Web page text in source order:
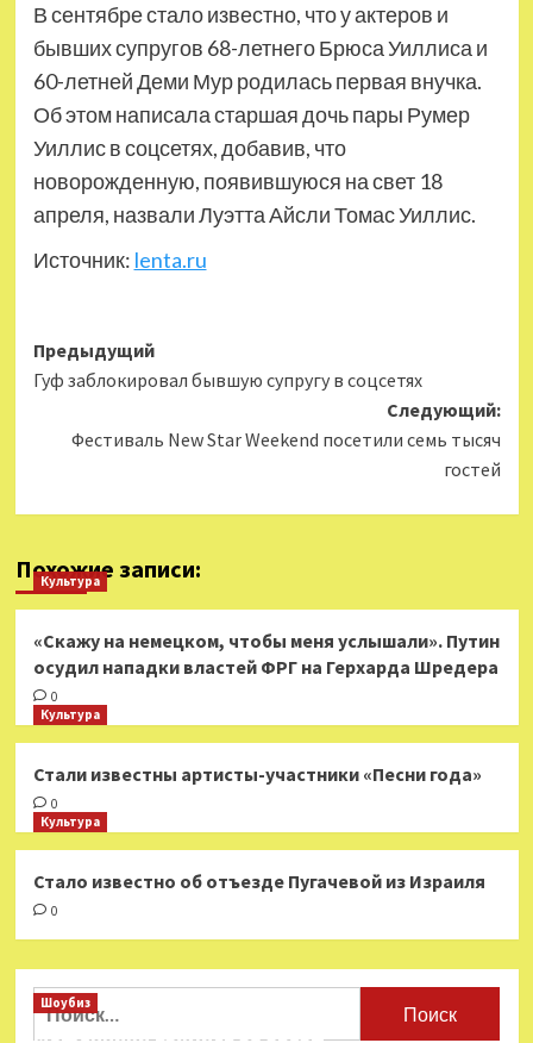
В сентябре стало известно, что у актеров и
бывших супругов 68-летнего Брюса Уиллиса и
60-летней Деми Мур родилась первая внучка.
Об этом написала старшая дочь пары Румер
Уиллис в соцсетях, добавив, что
новорожденную, появившуюся на свет 18
апреля, назвали Луэтта Айсли Томас Уиллис.
Источник: lenta.ru
Навигация
записи
Предыдущий
Гуф заблокировал бывшую супругу в соцсетях
Следующий:
Фестиваль New Star Weekend посетили семь тысяч
гостей
Похожие записи:
Культура
«Скажу на немецком, чтобы меня услышали». Путин
осудил нападки властей ФРГ на Герхарда Шредера
0
Культура
Стали известны артисты-участники «Песни года»
0
Культура
Стало известно об отъезде Пугачевой из Израиля
0
Найти:
Шоубиз
Мошенники взялись за звезд